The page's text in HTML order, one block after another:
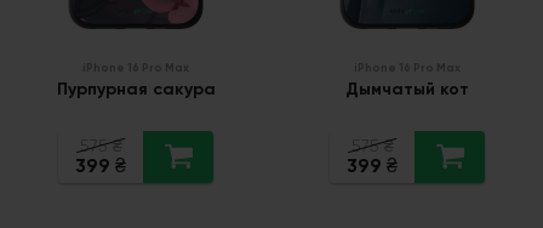
Пурпурная сакура
575 ₴
399 ₴
Дымчатый кот
575 ₴
399 ₴